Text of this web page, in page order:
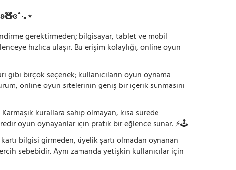
｡⋆
gerektirmeden; bilgisayar, tablet ve mobil
hızlıca ulaşır. Bu erişim kolaylığı, online oyun
gibi birçok seçenek; kullanıcıların oyun oynama
online oyun sitelerinin geniş bir içerik sunmasını
kurallara sahip olmayan, kısa sürede
oyun oynayanlar için pratik bir eğlence sunar. ⚡🕹️
bilgisi girmeden, üyelik şartı olmadan oynanan
sebebidir. Aynı zamanda yetişkin kullanıcılar için